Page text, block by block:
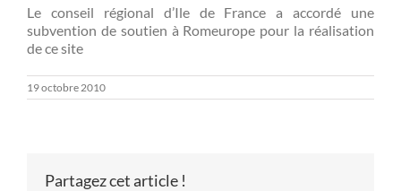
Le conseil régional d’Ile de France a accordé une
subvention de soutien à Romeurope pour la réalisation
de ce site
19 octobre 2010
Partagez cet article !